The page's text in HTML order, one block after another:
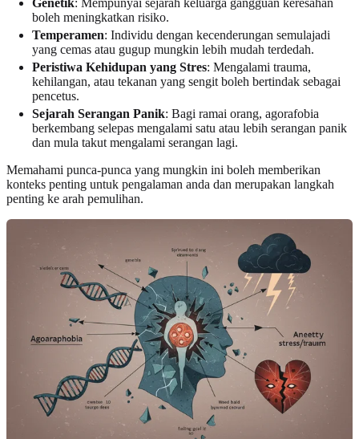
Genetik: Mempunyai sejarah keluarga gangguan keresahan
boleh meningkatkan risiko.
Temperamen: Individu dengan kecenderungan semulajadi
yang cemas atau gugup mungkin lebih mudah terdedah.
Peristiwa Kehidupan yang Stres: Mengalami trauma,
kehilangan, atau tekanan yang sengit boleh bertindak sebagai
pencetus.
Sejarah Serangan Panik: Bagi ramai orang, agorafobia
berkembang selepas mengalami satu atau lebih serangan panik
dan mula takut mengalami serangan lagi.
Memahami punca-punca yang mungkin ini boleh memberikan
konteks penting untuk pengalaman anda dan merupakan langkah
penting ke arah pemulihan.